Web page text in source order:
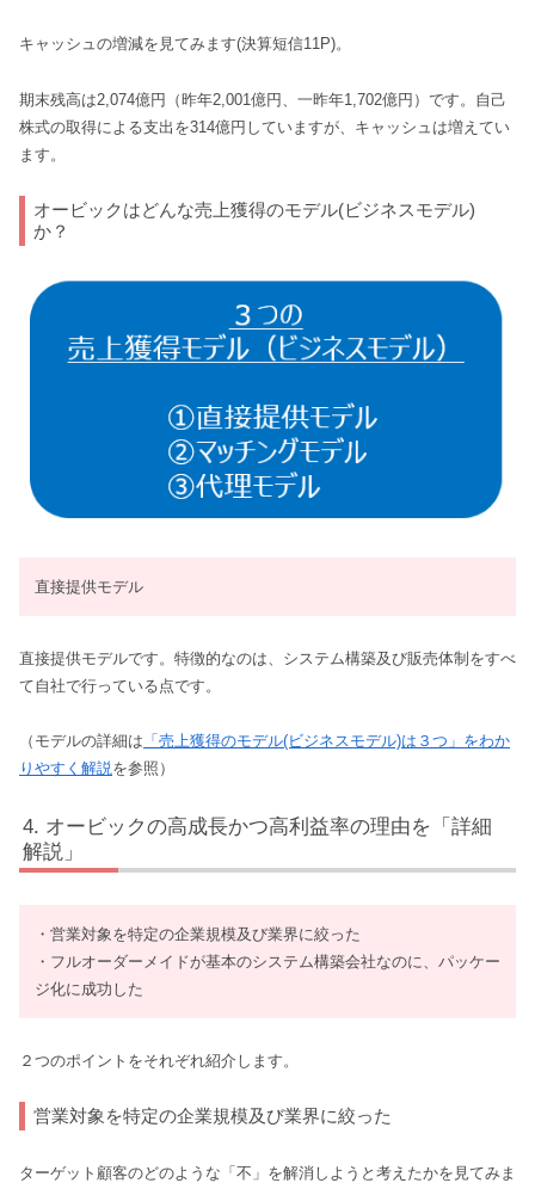
キャッシュの増減を見てみます(決算短信11P)。
期末残高は2,074億円（昨年2,001億円、一昨年1,702億円）です。自己
株式の取得による支出を314億円していますが、キャッシュは増えてい
ます。
オービックはどんな売上獲得のモデル(ビジネスモデル)
か？
直接提供モデル
直接提供モデルです。特徴的なのは、システム構築及び販売体制をすべ
て自社で行っている点です。
（モデルの詳細は 「売上獲得のモデル(ビジネスモデル)は３つ」をわか
りやすく解説 を参照）
オービックの高成長かつ高利益率の理由を「詳細
解説」
・営業対象を特定の企業規模及び業界に絞った
・フルオーダーメイドが基本のシステム構築会社なのに、パッケー
ジ化に成功した
２つのポイントをそれぞれ紹介します。
営業対象を特定の企業規模及び業界に絞った
ターゲット顧客のどのような「不」を解消しようと考えたかを見てみま